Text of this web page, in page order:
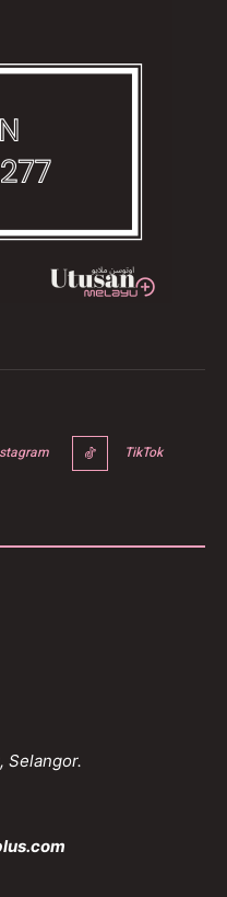
TikTok
Selangor.